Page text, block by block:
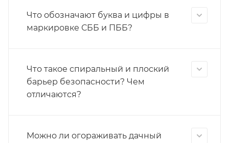
Что обозначают буква и цифры в
маркировке СББ и ПББ?
Что такое спиральный и плоский
барьер безопасности? Чем
отличаются?
Можно ли огораживать дачный